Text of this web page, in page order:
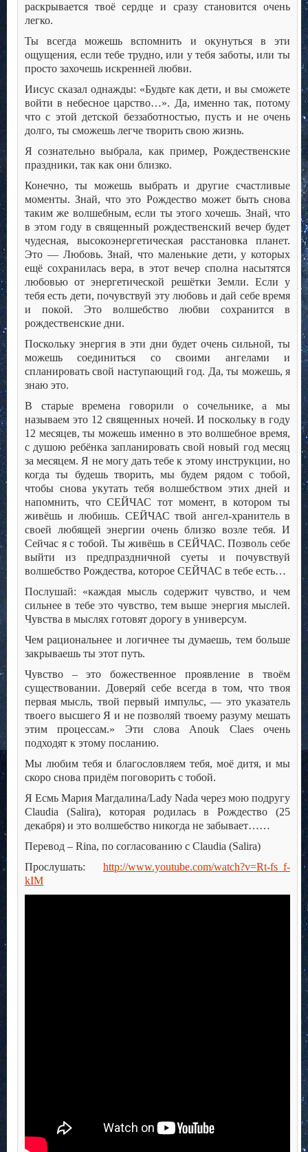
раскрывается твоё сердце и сразу становится очень
легко.
Ты всегда можешь вспомнить и окунуться в эти
ощущения, если тебе трудно, или у тебя заботы, или ты
просто захочешь искренней любви.
Иисус сказал однажды: «Будьте как дети, и вы сможете
войти в небесное царство…». Да, именно так, потому
что с этой детской беззаботностью, пусть и не очень
долго, ты сможешь легче творить свою жизнь.
Я сознательно выбрала, как пример, Рождественские
праздники, так как они близко.
Конечно, ты можешь выбрать и другие счастливые
моменты. Знай, что это Рождество может быть снова
таким же волшебным, если ты этого хочешь. Знай, что
в этом году в священный рождественский вечер будет
чудесная, высокоэнергетическая расстановка планет.
Это — Любовь. Знай, что маленькие дети, у которых
ещё сохранилась вера, в этот вечер сполна насытятся
любовью от энергетической решётки Земли. Если у
тебя есть дети, почувствуй эту любовь и дай себе время
и покой. Это волшебство любви сохранится в
рождественские дни.
Поскольку энергия в эти дни будет очень сильной, ты
можешь соединиться со своими ангелами и
спланировать свой наступающий год. Да, ты можешь, я
знаю это.
В старые времена говорили о сочельнике, а мы
называем это 12 священных ночей. И поскольку в году
12 месяцев, ты можешь именно в это волшебное время,
с душою ребёнка запланировать свой новый год месяц
за месяцем. Я не могу дать тебе к этому инструкции, но
когда ты будешь творить, мы будем рядом с тобой,
чтобы снова укутать тебя волшебством этих дней и
напомнить, что СЕЙЧАС тот момент, в котором ты
живёшь и любишь. СЕЙЧАС твой ангел-хранитель в
своей любящей энергии очень близко возле тебя. И
Сейчас я с тобой. Ты живёшь в СЕЙЧАС. Позволь себе
выйти из предпраздничной суеты и почувствуй
волшебство Рождества, которое СЕЙЧАС в тебе есть…
Послушай: «каждая мысль содержит чувство, и чем
сильнее в тебе это чувство, тем выше энергия мыслей.
Чувства в мыслях готовят дорогу в универсум.
Чем рациональнее и логичнее ты думаешь, тем больше
закрываешь ты этот путь.
Чувство – это божественное проявление в твоём
существовании. Доверяй себе всегда в том, что твоя
первая мысль, твой первый импульс, — это указатель
твоего высшего Я и не позволяй твоему разуму мешать
этим процессам.» Эти слова Anouk Claes очень
подходят к этому посланию.
Мы любим тебя и благословляем тебя, моё дитя, и мы
скоро снова придём поговорить с тобой.
Я Есмь Мария Магдалина/Lady Nada через мою подругу
Claudia (Salira), которая родилась в Рождество (25
декабря) и это волшебство никогда не забывает……
Перевод – Rina, по согласованию с Claudia (Salira)
Прослушать: http://www.youtube.com/watch?v=Rt-fs_f-
kIM